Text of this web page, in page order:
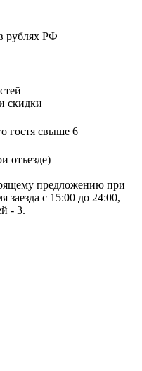
рублях РФ
скидки
гостя свыше 6
отъезде)
предложению при
заезда с 15:00 до 24:00,
- 3.